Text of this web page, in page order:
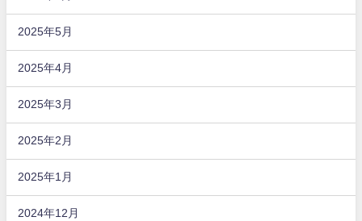
2025年5月
2025年4月
2025年3月
2025年2月
2025年1月
2024年12月